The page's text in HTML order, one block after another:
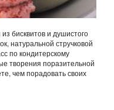
бисквитов и душистого
натуральной стручковой
по кондитерскому
творения поразительной
чем порадовать своих